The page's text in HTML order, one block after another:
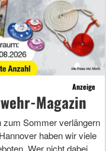
Anzeige
Magazin
zum Sommer verlängern
haben wir viele
Wer nicht dabei